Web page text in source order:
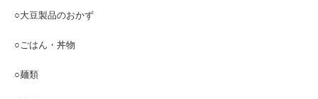
○大豆製品のおかず
○ごはん・丼物
○麺類